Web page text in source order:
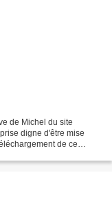
de Michel du site
digne d'être mise
de ce